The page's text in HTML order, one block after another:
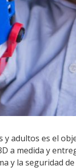
y adultos es el
a medida y
y la seguridad